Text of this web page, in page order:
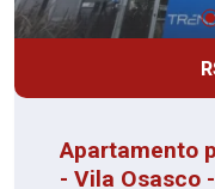
(Bradesco),
Prefeitura de
com fácil acesso
financiamento
Apartamento para